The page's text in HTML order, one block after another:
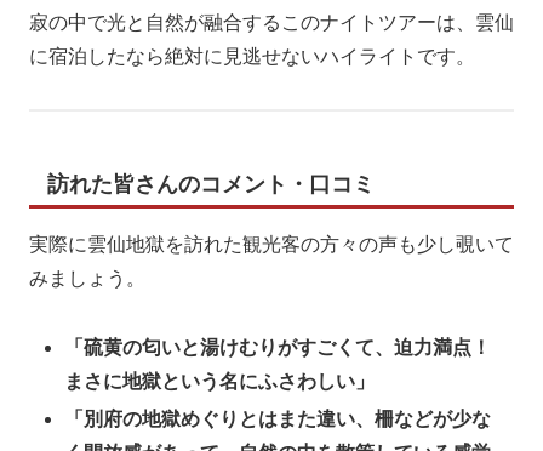
寂の中で光と自然が融合するこのナイトツアーは、雲仙
に宿泊したなら絶対に見逃せないハイライトです。
訪れた皆さんのコメント・口コミ
実際に雲仙地獄を訪れた観光客の方々の声も少し覗いて
みましょう。
「硫黄の匂いと湯けむりがすごくて、迫力満点！
まさに地獄という名にふさわしい」
「別府の地獄めぐりとはまた違い、柵などが少な